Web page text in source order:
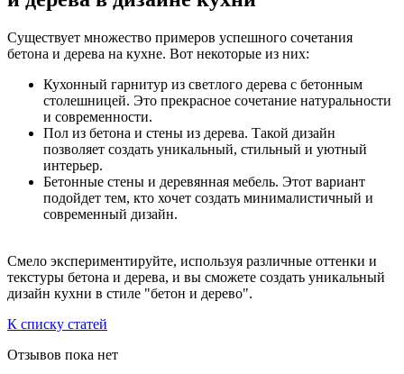
Существует множество примеров успешного сочетания
бетона и дерева на кухне. Вот некоторые из них:
Кухонный гарнитур из светлого дерева с бетонным
столешницей. Это прекрасное сочетание натуральности
и современности.
Пол из бетона и стены из дерева. Такой дизайн
позволяет создать уникальный, стильный и уютный
интерьер.
Бетонные стены и деревянная мебель. Этот вариант
подойдет тем, кто хочет создать минималистичный и
современный дизайн.
Смело экспериментируйте, используя различные оттенки и
текстуры бетона и дерева, и вы сможете создать уникальный
дизайн кухни в стиле "бетон и дерево".
К списку статей
Отзывов пока нет